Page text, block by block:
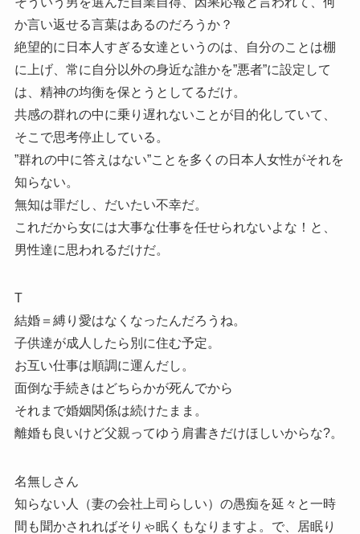
か言い返せる言葉はあるのだろうか？
絶望的に日本人すぎる女達というのは、自分のことは棚
に上げ、常に自分以外の身近な誰かを”悪者”に設定して
は、精神の均衡を保とうとしてるだけ。
共感の群れの中に乗り遅れないことが目的化していて、
そこで思考停止している。
”群れの中に答えはない”ことを多くの日本人女性がそれを
知らない。
無知は罪だし、だいたい不幸だ。
これだから女には大事な仕事を任せられないよな！と、
男性達に思われるだけだ。
T
結婚＝縛り愛はなくなったんだろうね。
子供達が成人したら別に住む予定。
お互い仕事は順調に運んだし。
面倒な手続きはどちらかが死んでから
それまで婚姻関係は続けたまま。
離婚も良いけど父親ってゆう肩書きだけほしいからな?。
名無しさん
知らない人（妻の会社上司らしい）の愚痴を延々と一時
間も聞かされればそりゃ眠くもなりますよ。で、居眠り